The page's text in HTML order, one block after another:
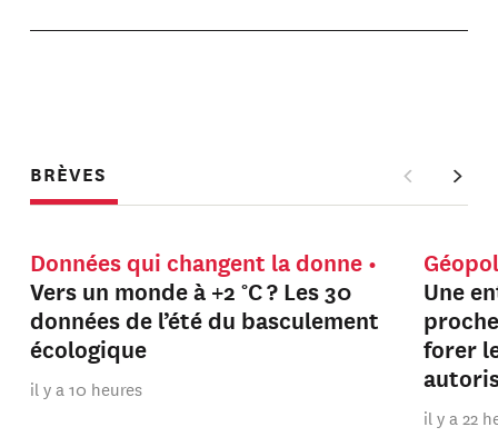
BRÈVES
Données qui changent la donne
Vers un monde à +2 °C ? Les 30
données de l’été du basculement
écologique
il y a 10 heures
Une
forer
il y a 22